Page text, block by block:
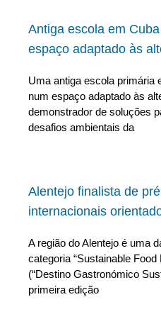
Antiga escola em
espaço adaptado às
Uma antiga escola primária
num espaço adaptado às
demonstrador de soluções
desafios ambientais da
Alentejo finalista de
internacionais
A região do Alentejo é uma
categoria “Sustainable Food
(“Destino Gastronómico
primeira edição